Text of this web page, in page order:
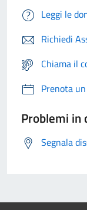
Leggi le
Richiedi
Chiama il
Prenota
Problemi in
Segnala